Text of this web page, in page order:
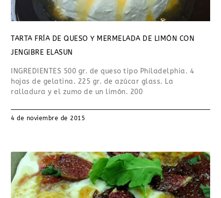
TARTA FRÍA DE QUESO Y MERMELADA DE LIMÓN CON
JENGIBRE ELASUN
INGREDIENTES 500 gr. de queso tipo Philadelphia. 4
hojas de gelatina. 225 gr. de azúcar glass. La
ralladura y el zumo de un limón. 200
4 de noviembre de 2015